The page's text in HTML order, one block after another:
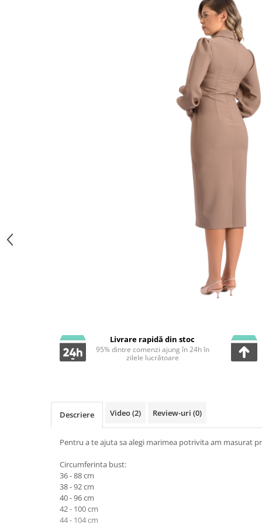
Livrare rapidă din stoc
95% dintre comenzi ajung în 24h în
zilele lucrătoare
Descriere Video(2) Review-uri (0)
Pentru a te ajuta sa alegi marimea potrivita am masurat
Circumferinta bust:
36 - 88 cm
38 - 92 cm
40 - 96 cm
42 - 100 cm
44 - 104 cm